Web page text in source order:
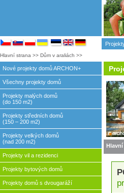
Hlavní strana >> Dům v araliách >>
Nové projekty domů ARCHON+
Všechny projekty domů
Projekty malých domů
(do 150 m2)
Projekty středních domů
(150 – 200 m2)
Projekty velkých domů
(nad 200 m2)
Projekty vil a rezidenci
Projekty bytových domů
Projekty domů s dvougaráží